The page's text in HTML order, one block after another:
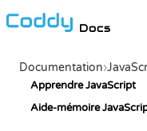
Docs
Documentation›
Apprendre JavaScript
Aide-mémoire